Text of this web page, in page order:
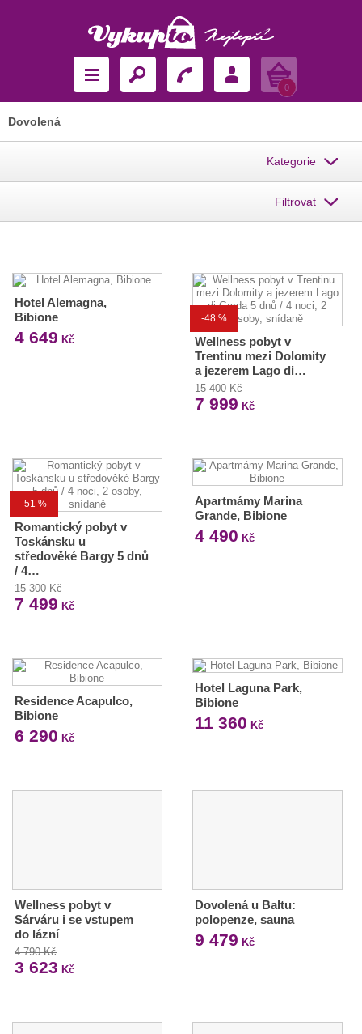
Košík
0
Dovolená
Kategorie
Filtrovat
Hotel Alemagna,
Bibione
4 649 Kč
-48 %
Wellness pobyt v
Trentinu mezi Dolomity
a jezerem Lago di…
15 400 Kč
7 999 Kč
-51 %
Romantický pobyt v
Toskánsku u
středověké Bargy 5 dnů
/ 4…
15 300 Kč
7 499 Kč
Apartmámy Marina
Grande, Bibione
4 490 Kč
Residence Acapulco,
Bibione
6 290 Kč
Hotel Laguna Park,
Bibione
11 360 Kč
Wellness pobyt v
Sárváru i se vstupem
do lázní
4 790 Kč
3 623 Kč
Dovolená u Baltu:
polopenze, sauna
9 479 Kč